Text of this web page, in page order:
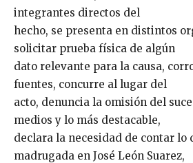
integrantes directos del
hecho, se presenta en distintos
solicitar prueba física de algún
dato relevante para la causa,
fuentes, concurre al lugar del
acto, denuncia la omisión del
medios y lo más destacable,
declara la necesidad de contar lo
madrugada en José León Suarez,